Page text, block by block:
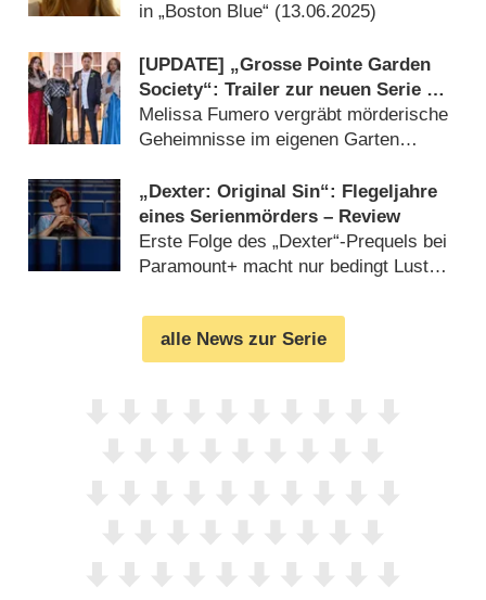
in „Boston Blue“ (13.06.2025)
[UPDATE] „Grosse Pointe Garden
Society“: Trailer zur neuen Serie mit
„Brooklyn Nine-Nine“-Star
Melissa Fumero vergräbt mörderische
Geheimnisse im eigenen Garten
„Dexter: Original Sin“: Flegeljahre
eines Serienmörders – Review
Erste Folge des „Dexter“-Prequels bei
Paramount+ macht nur bedingt Lust
alle News zur Serie